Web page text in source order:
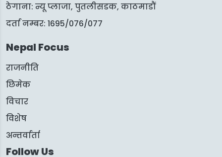
ठेगाना: न्यू प्लाजा, पुतलीसडक, काठमाडौं
दर्ता नम्बर: 1695/076/077
Nepal Focus
राजनीति
छिमेक
विचार
विशेष
अन्तर्वार्ता
Follow Us